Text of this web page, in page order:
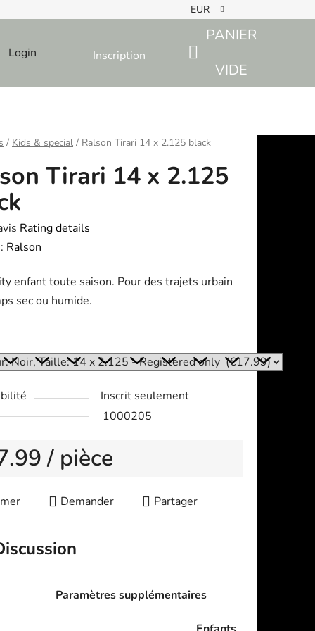
EUR
Login Inscription
SHOPPING
PANIER
VIDE
/ Kids & special / Ralson Tirari 14 x 2.125 black
Tirari 14 x 2.125
Rating details
Ralson
enfant toute saison. Pour des trajets urbain
sec ou humide.
Inscrit seulement
1000205
/ pièce
Demander Partager
Paramètres supplémentaires